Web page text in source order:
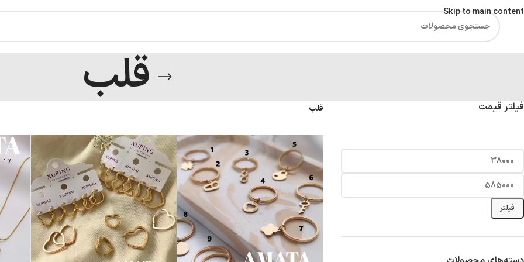
Skip to main content الان بخر بعدا پرداخت کن (:
قلب
فیلتر قیمت
فیلتر
قلب